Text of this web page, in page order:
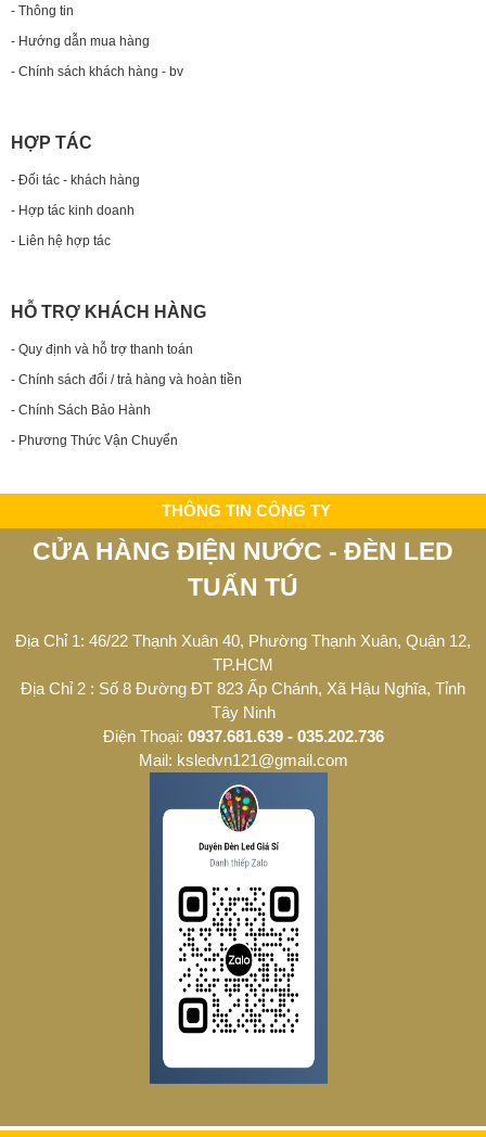
- Thông tin
- Hướng dẫn mua hàng
- Chính sách khách hàng - bv
HỢP TÁC
- Đối tác - khách hàng
- Hợp tác kinh doanh
- Liên hệ hợp tác
HỖ TRỢ KHÁCH HÀNG
- Quy định và hỗ trợ thanh toán
- Chính sách đổi / trả hàng và hoàn tiền
- Chính Sách Bảo Hành
- Phương Thức Vận Chuyển
THÔNG TIN CÔNG TY
CỬA HÀNG ĐIỆN NƯỚC - ĐÈN LED
TUẤN TÚ
Địa Chỉ 1: 46/22 Thạnh Xuân 40, Phường Thạnh Xuân, Quận 12,
TP.HCM
Địa Chỉ 2 : Số 8 Đường ĐT 823 Ấp Chánh, Xã Hậu Nghĩa, Tỉnh
Tây Ninh
Điện Thoại: 0937.681.639 - 035.202.736
Mail: ksledvn121@gmail.com